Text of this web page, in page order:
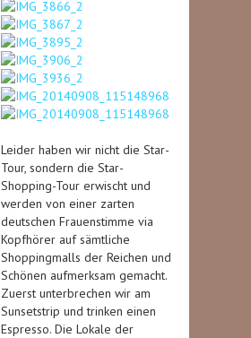
Leider haben wir nicht die Star-
Tour, sondern die Star-
Shopping-Tour erwischt und
werden von einer zarten
deutschen Frauenstimme via
Kopfhörer auf sämtliche
Shoppingmalls der Reichen und
Schönen aufmerksam gemacht.
Zuerst unterbrechen wir am
Sunsetstrip und trinken einen
Espresso. Die Lokale der